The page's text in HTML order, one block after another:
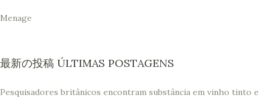
Menage
最新の投稿 ÚLTIMAS POSTAGENS
Pesquisadores britânicos encontram substância em vinho tinto e